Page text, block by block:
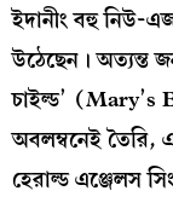
ইদানীং বহু নিউ-
উঠেছেন। অত্যন্ত
চাইল্ড’ (Mary’s
অবলম্বনেই তৈরি,
হেরাল্ড এঞ্জেলস